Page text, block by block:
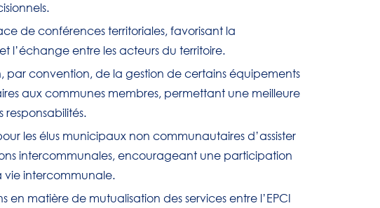
de conférences territoriales, favorisant la
l’échange entre les acteurs du territoire.
par convention, de la gestion de certains équipements
aux communes membres, permettant une meilleure
responsabilités.
les élus municipaux non communautaires d’assister
intercommunales, encourageant une participation
vie intercommunale.
en matière de mutualisation des services entre l’EPCI